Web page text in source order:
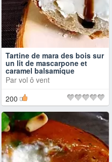
Tartine de mara des bois sur
un lit de mascarpone et
caramel balsamique
Par vol ô vent
200